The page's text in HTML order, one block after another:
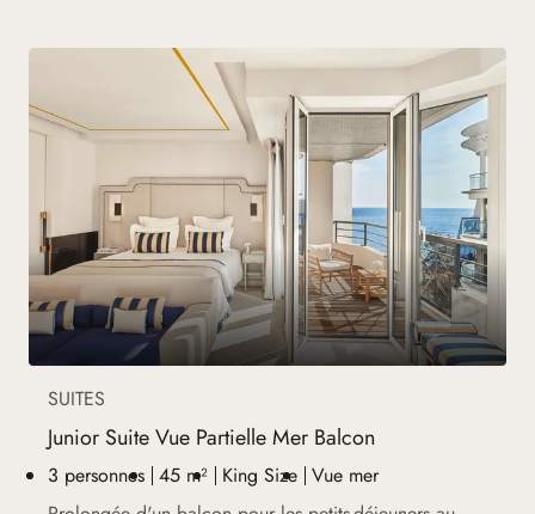
SUITES
Junior Suite Vue Partielle Mer Balcon
3 personnes 45 m² King Size Vue mer